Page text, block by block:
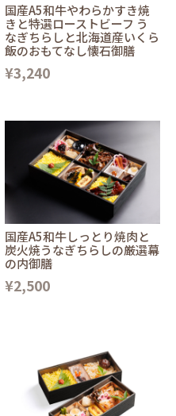
国産A5和牛やわらかすき焼
きと特選ローストビーフ う
なぎちらしと北海道産いくら
飯のおもてなし懐石御膳
¥3,240
国産A5和牛しっとり焼肉と
炭火焼うなぎちらしの厳選幕
の内御膳
¥2,500